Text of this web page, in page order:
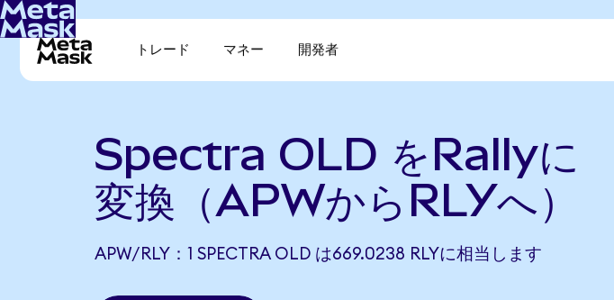
トレード マネー 開発者
Spectra OLD をRallyに
変換（APWからRLYへ）
APW/RLY：1 SPECTRA OLD は669.0238 RLYに相当します